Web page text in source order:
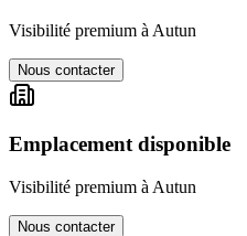
Visibilité premium à Autun
Nous contacter
Emplacement disponible
Visibilité premium à Autun
Nous contacter